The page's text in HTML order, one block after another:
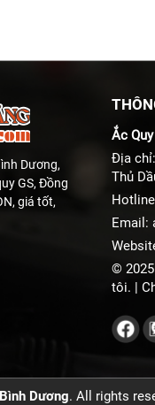
Dương,
GS, Đồng
giá tốt,
Ắc
Địa
Thủ
Email:
© 2025
tôi. |
Dương. All rights